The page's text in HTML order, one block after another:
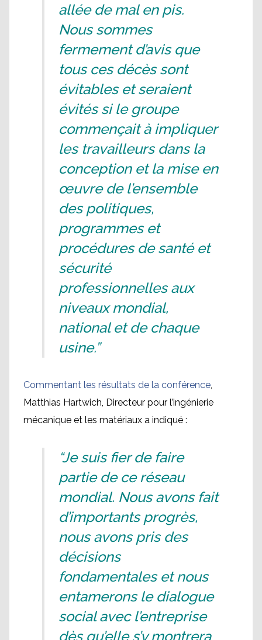
allée de mal en pis.
Nous sommes
fermement d’avis que
tous ces décès sont
évitables et seraient
évités si le groupe
commençait à impliquer
les travailleurs dans la
conception et la mise en
œuvre de l’ensemble
des politiques,
programmes et
procédures de santé et
sécurité
professionnelles aux
niveaux mondial,
national et de chaque
usine.”
Commentant les résultats de la conférence
Matthias Hartwich, Directeur pour l’ingénierie
mécanique et les matériaux a indiqué :
“Je suis fier de faire
partie de ce réseau
mondial. Nous avons fait
d’importants progrès,
nous avons pris des
décisions
fondamentales et nous
entamerons le dialogue
social avec l’entreprise
dès qu’elle s’y montrera